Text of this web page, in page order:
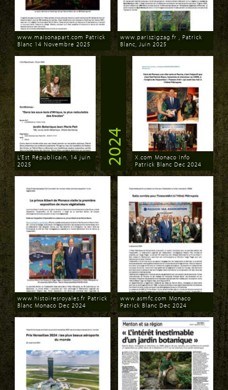
Download
www.maisonapart.com Patrick
Blanc 14 Novembre 2025
Download
www.pariszigzag.fr , Patrick
Blanc, Juin 2025
Download
L’Est Républicain, 14 juin
2025
2024
Download
X.com Monaco Info
Patrick Blanc Dec 2024
Download
www.histoiresroyales.fr Patrick
Blanc Monaco Dec 2024
Download
www.asmfc.com Monaco
Patrick Blanc Dec 2024